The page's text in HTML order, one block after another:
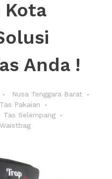
Kota
Anda !
Nusa Tenggara Barat
Tas Pakaian
Tas Selempang
Waistbag